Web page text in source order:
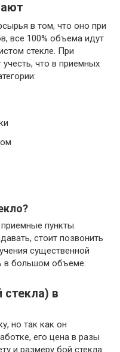
в том, что оно при
все 100% объема идут
стекле. При
что в приемных
пункты.
стоит позвонить
существенной
в большом объеме.
стекла) в
но так как он
его цена в разы
и размеру бой стекла